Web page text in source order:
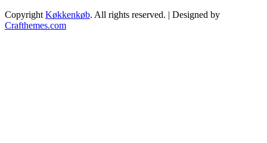
Copyright Køkkenkøb. All rights reserved. | Designed by
Crafthemes.com